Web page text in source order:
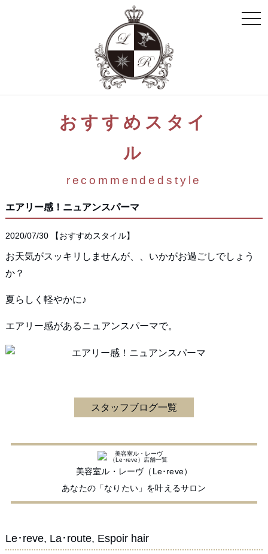
toggle
おすすめスタイ
ル
recommendedstyle
エアリー感！ニュアンスパーマ
2020/07/30 【おすすめスタイル】
お天気がスッキリしませんが、、いかがお過ごしでしょう
か？
夏らしく軽やかに♪
エアリー感があるニュアンスパーマで。
スタッフブログ一覧
美容室ル・レーヴ（Le･reve）
あなたの「なりたい」を叶えるサロン
Le･reve, La･route, Espoir hair